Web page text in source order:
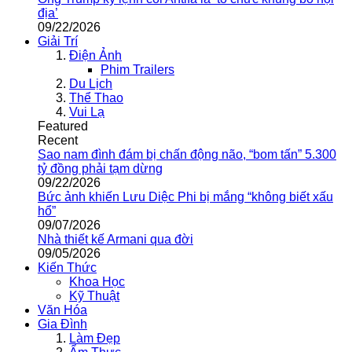
địa’
09/22/2026
Giải Trí
Điện Ảnh
Phim Trailers
Du Lịch
Thể Thao
Vui Lạ
Featured
Recent
Sao nam đình đám bị chấn động não, “bom tấn” 5.300
tỷ đồng phải tạm dừng
09/22/2026
Bức ảnh khiến Lưu Diệc Phi bị mắng “không biết xấu
hổ”
09/07/2026
Nhà thiết kế Armani qua đời
09/05/2026
Kiến Thức
Khoa Học
Kỹ Thuật
Văn Hóa
Gia Đình
Làm Đẹp